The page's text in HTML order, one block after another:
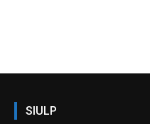
SIULP